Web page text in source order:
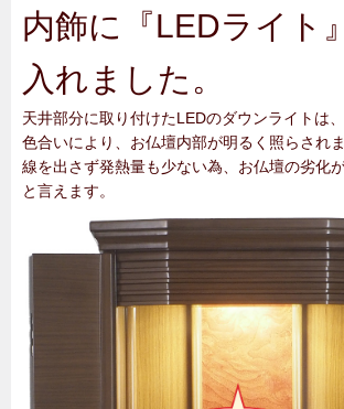
内飾に『LEDライト
入れました。
天井部分に取り付けたLEDのダウンライトは
色合いにより、お仏壇内部が明るく照らされ
線を出さず発熱量も少ない為、お仏壇の劣化
と言えます。